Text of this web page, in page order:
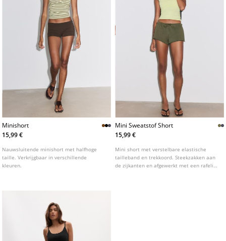
Minishort
15,99 €
Nauwsluitende minishort met halfhoge
taille. Verkrijgbaar in verschillende
kleuren.
Mini Sweatstof Short
15,99 €
Mini short met verstelbare elastische
tailleband en trekkoord. Steekzakken aan
de zijkanten en afgewerkt met een rafelige